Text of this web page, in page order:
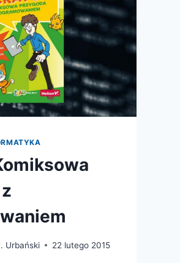
Urbański 22 lutego 2015